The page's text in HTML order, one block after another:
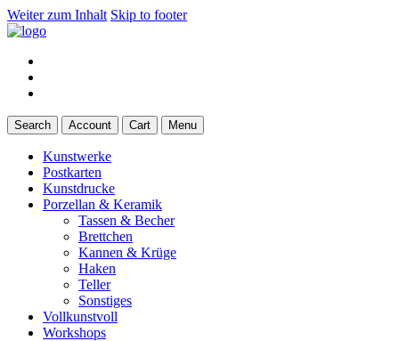
Weiter zum Inhalt Skip to footer
Search Account Cart Menu
Kunstwerke
Postkarten
Kunstdrucke
Porzellan & Keramik
Tassen & Becher
Brettchen
Kannen & Krüge
Haken
Teller
Sonstiges
Vollkunstvoll
Workshops